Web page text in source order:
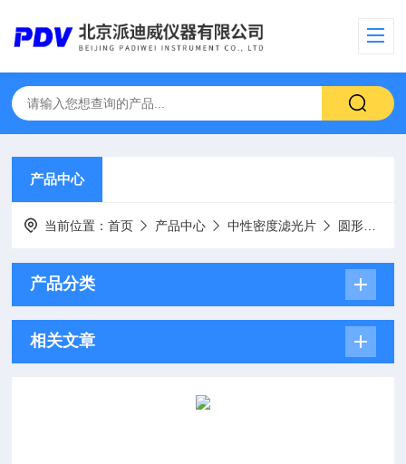
产品中心
当前位置：首页 产品中心 中性密度滤光片 圆形金属膜中性密度滤光片
产品分类
相关文章